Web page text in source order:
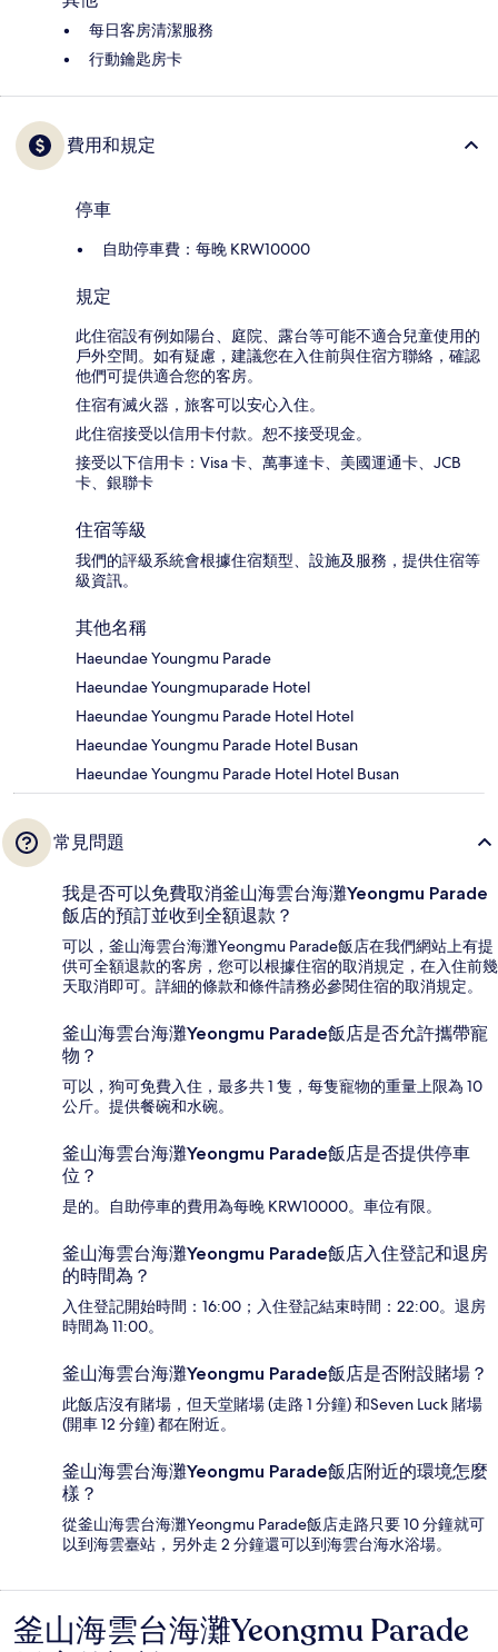
每日客房清潔服務
行動鑰匙房卡
費用和規定
停車
自助停車費：每晚 KRW10000
規定
此住宿設有例如陽台、庭院、露台等可能不適合兒童使用的
戶外空間。如有疑慮，建議您在入住前與住宿方聯絡，確認
他們可提供適合您的客房。
住宿有滅火器，旅客可以安心入住。
此住宿接受以信用卡付款。恕不接受現金。
接受以下信用卡：Visa 卡、萬事達卡、美國運通卡、JCB
卡、銀聯卡
住宿等級
我們的評級系統會根據住宿類型、設施及服務，提供住宿等
級資訊。
其他名稱
Haeundae Youngmu Parade
Haeundae Youngmuparade Hotel
Haeundae Youngmu Parade Hotel Hotel
Haeundae Youngmu Parade Hotel Busan
Haeundae Youngmu Parade Hotel Hotel Busan
常見問題
我是否可以免費取消釜山海雲台海灘Yeongmu Parade
飯店的預訂並收到全額退款？
可以，釜山海雲台海灘Yeongmu Parade飯店在我們網站上有提
供可全額退款的客房，您可以根據住宿的取消規定，在入住前幾
天取消即可。詳細的條款和條件請務必參閱住宿的取消規定。
釜山海雲台海灘Yeongmu Parade飯店是否允許攜帶寵
物？
可以，狗可免費入住，最多共 1 隻，每隻寵物的重量上限為 10
公斤。提供餐碗和水碗。
釜山海雲台海灘Yeongmu Parade飯店是否提供停車
位？
是的。自助停車的費用為每晚 KRW10000。車位有限。
釜山海雲台海灘Yeongmu Parade飯店入住登記和退房
的時間為？
入住登記開始時間：16:00；入住登記結束時間：22:00。退房
時間為 11:00。
釜山海雲台海灘Yeongmu Parade飯店是否附設賭場？
此飯店沒有賭場，但天堂賭場 (走路 1 分鐘) 和Seven Luck 賭場
(開車 12 分鐘) 都在附近。
釜山海雲台海灘Yeongmu Parade飯店附近的環境怎麼
樣？
從釜山海雲台海灘Yeongmu Parade飯店走路只要 10 分鐘就可
以到海雲臺站，另外走 2 分鐘還可以到海雲台海水浴場。
評
釜山海雲台海灘Yeongmu Parade